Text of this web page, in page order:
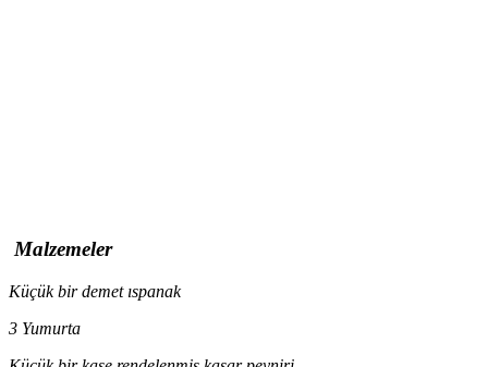
Malzemeler
Küçük bir demet ıspanak
3 Yumurta